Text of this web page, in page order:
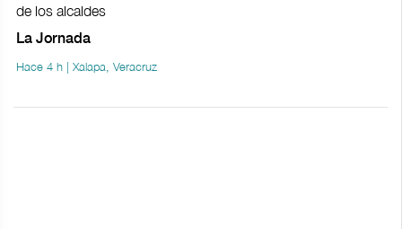
de los alcaldes
La Jornada
Hace 4 h | Xalapa, Veracruz